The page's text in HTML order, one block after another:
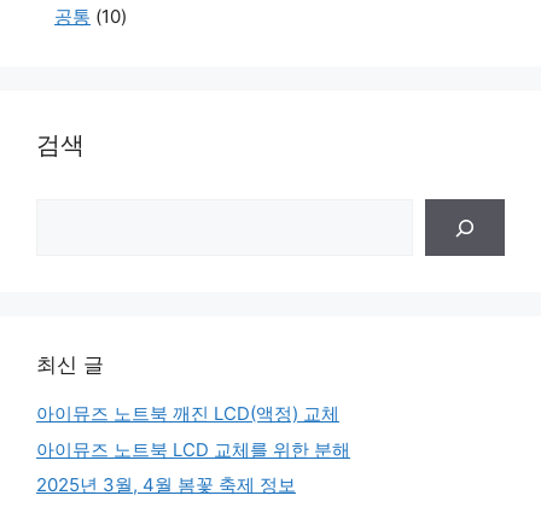
공통 (10)
검색
최신 글
아이뮤즈 노트북 깨진 LCD(액정) 교체
아이뮤즈 노트북 LCD 교체를 위한 분해
2025년 3월, 4월 봄꽃 축제 정보